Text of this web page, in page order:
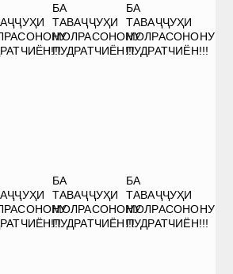
БА
ТАВАҶҶУҲИ
МОЛРАСОНОНУ
ПУДРАТЧИЁН!!!
БА
ТАВАҶҶУҲИ
МОЛРАСОНОНУ
ПУДРАТЧИЁН!!!
БА
ТАВАҶҶУҲИ
МОЛРАСОНОНУ
ПУДРАТЧИЁН!!!
БА
ТАВАҶҶУҲИ
МОЛРАСОНОНУ
ПУДРАТЧИЁН!!!